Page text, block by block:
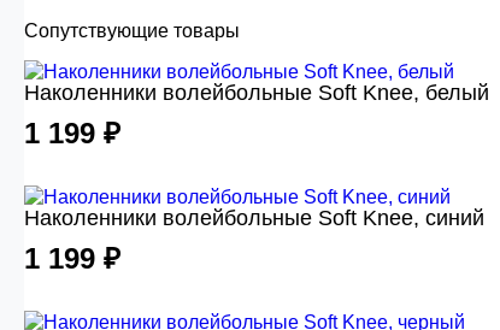
Сопутствующие товары
Наколенники волейбольные Soft Knee, белый
1 199 ₽
Наколенники волейбольные Soft Knee, синий
1 199 ₽